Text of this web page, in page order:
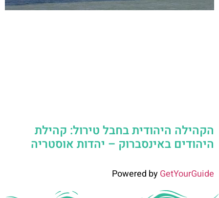
הקהילה היהודית בחבל טירול: קהילת
היהודים באינסברוק – יהדות אוסטריה
Powered byGetYourGuide